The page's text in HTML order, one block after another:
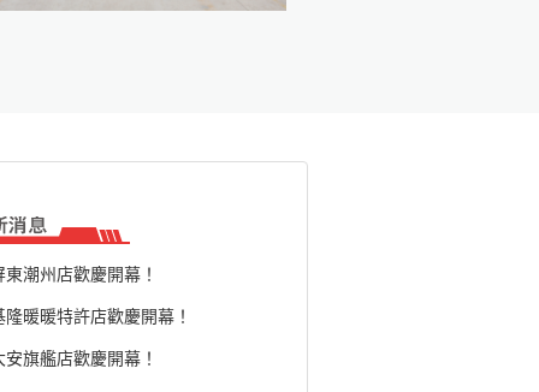
東潮州店歡慶開幕！
隆暖暖特許店歡慶開幕！
安旗艦店歡慶開幕！